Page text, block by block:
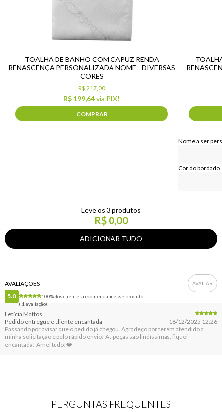
TOALHA DE BANHO COM CAPUZ RENDA
RENASCENÇA PERSONALIZADA NOME - DIVERSAS
CORES
R$ 199,64via PIX!
R$ 217,00
COMPRAR
Nome a ser
Cor do bordado
Leve os 3 produtos
R$ 0,00
AVALIAÇÕES
5.0
( 1 avaliação)
100% dos clientes recomendam esse produto
Letícia Mattos
18/12/2025 12:26
Pedido entregue e cliente encantada
Passando por avisar que o pedido já chegou. Agradeço por terem atendido a
minha solicitação e pelo rápido envio! As peças são lindíssimas, fiquei
encantada! Amei tudo!❤️
PERGUNTAS FREQUENTES